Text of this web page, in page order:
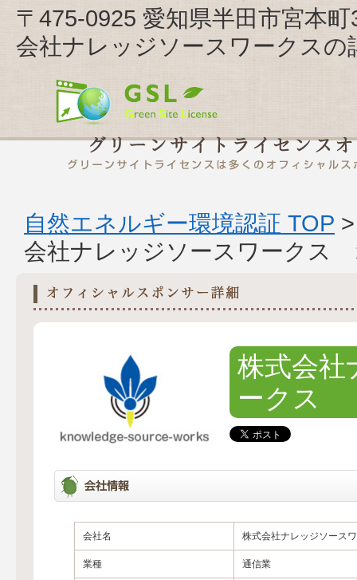
〒475-0925 愛知県半田市宮本
会社ナレッジソースワークスの
自然エネルギー環境認証 TOP
会社ナレッジソースワークス
株式会社
ークス
会社名 株式会社ナレッジソース
業種 通信業